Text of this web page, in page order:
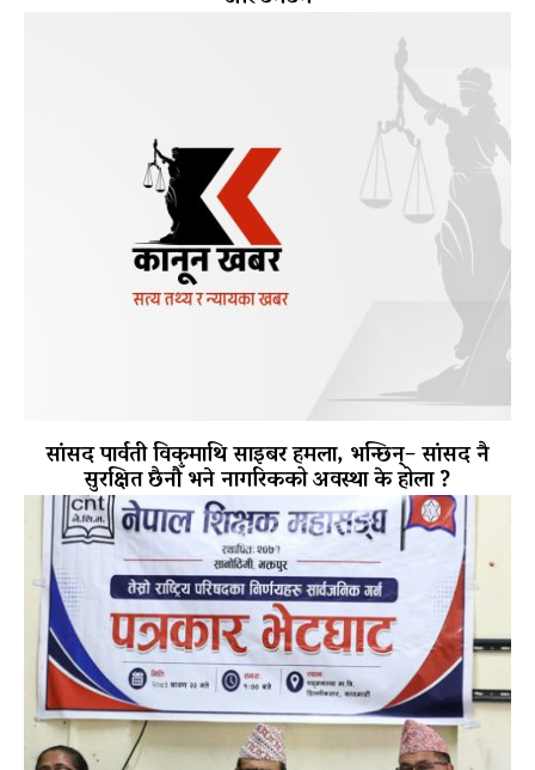
सांसद पार्वती विकमाथि साइबर हमला, भन्छिन्– सांसद नै
सुरक्षित छैनौँ भने नागरिकको अवस्था के होला ?